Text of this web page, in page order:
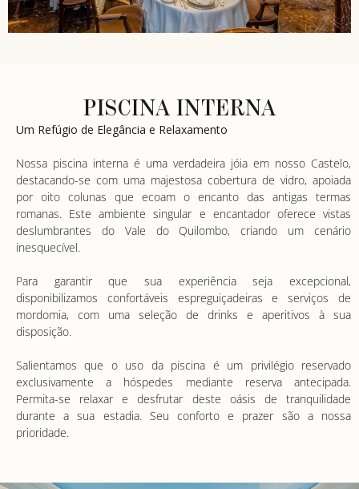
PISCINA INTERNA
Um Refúgio de Elegância e Relaxamento
Nossa piscina interna é uma verdadeira jóia em nosso Castelo,
destacando-se com uma majestosa cobertura de vidro, apoiada
por oito colunas que ecoam o encanto das antigas termas
romanas. Este ambiente singular e encantador oferece vistas
deslumbrantes do Vale do Quilombo, criando um cenário
inesquecível.
Para garantir que sua experiência seja excepcional,
disponibilizamos confortáveis espreguiçadeiras e serviços de
mordomia, com uma seleção de drinks e aperitivos à sua
disposição.
Salientamos que o uso da piscina é um privilégio reservado
exclusivamente a hóspedes mediante reserva antecipada.
Permita-se relaxar e desfrutar deste oásis de tranquilidade
durante a sua estadia. Seu conforto e prazer são a nossa
prioridade.